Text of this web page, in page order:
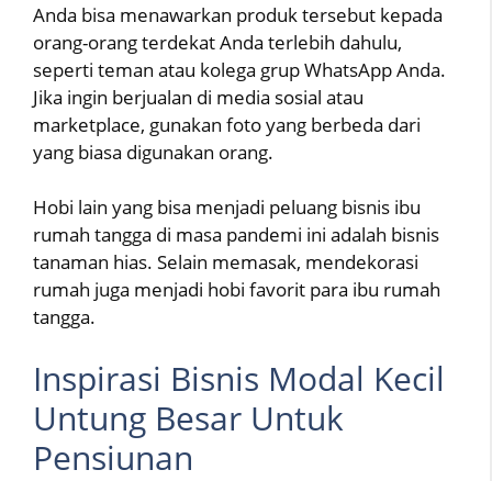
Anda bisa menawarkan produk tersebut kepada
orang-orang terdekat Anda terlebih dahulu,
seperti teman atau kolega grup WhatsApp Anda.
Jika ingin berjualan di media sosial atau
marketplace, gunakan foto yang berbeda dari
yang biasa digunakan orang.
Hobi lain yang bisa menjadi peluang bisnis ibu
rumah tangga di masa pandemi ini adalah bisnis
tanaman hias. Selain memasak, mendekorasi
rumah juga menjadi hobi favorit para ibu rumah
tangga.
Inspirasi Bisnis Modal Kecil
Untung Besar Untuk
Pensiunan